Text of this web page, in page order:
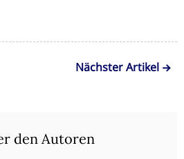
Nächster Artikel
den Autoren